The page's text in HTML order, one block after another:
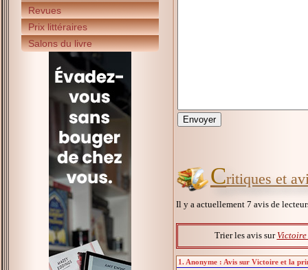
Revues
Prix littéraires
Salons du livre
Critiques et
Il y a actuellement 7 avis de
Trier les avis surVictoire
1. Anonyme : Avis sur Victoire et la